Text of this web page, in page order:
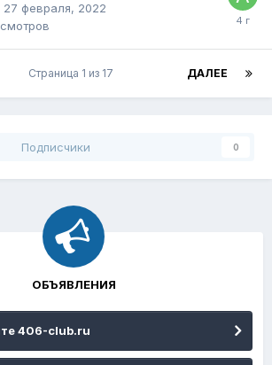
27 февраля, 2022
ДАЛЕЕ
Страница 1 из 17
Подписчики 0
ОБЪЯВЛЕНИЯ
406-club.ru